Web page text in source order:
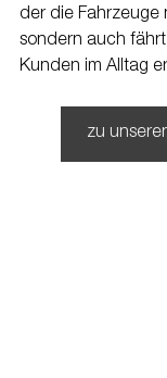
der die Fahrzeuge
sondern auch
Kunden im Alltag
zu